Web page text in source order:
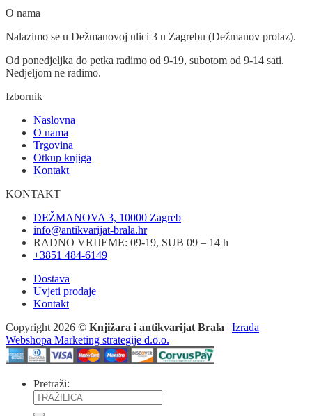
O nama
Nalazimo se u Dežmanovoj ulici 3 u Zagrebu (Dežmanov prolaz).
Od ponedjeljka do petka radimo od 9-19, subotom od 9-14 sati.
Nedjeljom ne radimo.
Izbornik
Naslovna
O nama
Trgovina
Otkup knjiga
Kontakt
KONTAKT
DEŽMANOVA 3, 10000 Zagreb
info@antikvarijat-brala.hr
RADNO VRIJEME: 09-19, SUB 09 – 14 h
+3851 484-6149
Dostava
Uvjeti prodaje
Kontakt
Copyright 2026 © Knjižara i antikvarijat Brala | Izrada
Webshopa Marketing strategije d.o.o.
Pretraži: